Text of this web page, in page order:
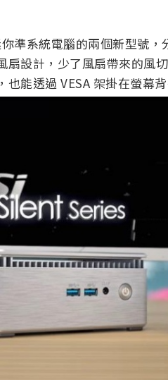
準系統電腦的兩個新型號
扇設計，少了風扇帶來的風
能透過 VESA 架掛在螢幕背